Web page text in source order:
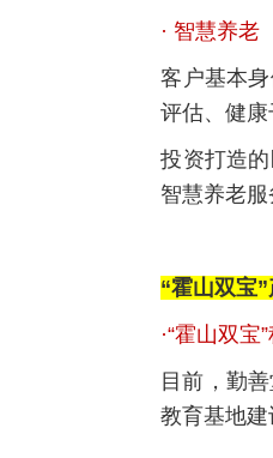
· 智慧养老
客户基本
评估、健
投资打造
智慧养老
“霍山双宝
·“霍山双宝
目前，勤
教育基地建